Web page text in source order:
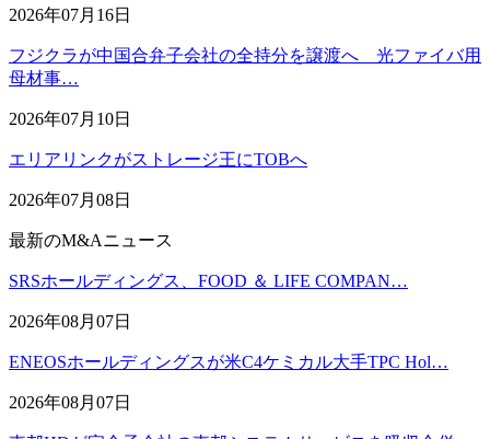
2026年07月16日
フジクラが中国合弁子会社の全持分を譲渡へ 光ファイバ用
母材事…
2026年07月10日
エリアリンクがストレージ王にTOBへ
2026年07月08日
最新のM&Aニュース
SRSホールディングス、FOOD ＆ LIFE COMPAN…
2026年08月07日
ENEOSホールディングスが米C4ケミカル大手TPC Hol…
2026年08月07日